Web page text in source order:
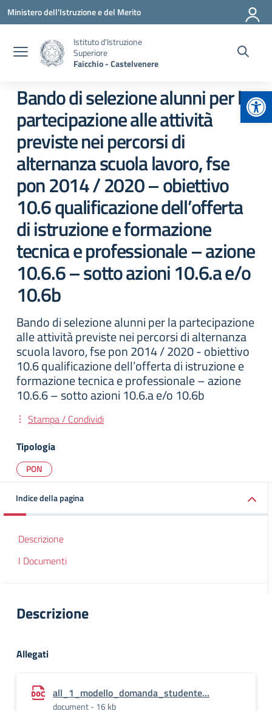
Vai ai contenuti
Vai al menu di navigazione
Vai al footer
Ministero dell'Istruzione e del Merito
Istituto d'Istruzione
Superiore
Faicchio - Castelvenere
Bando di selezione alunni per la
partecipazione alle attività
previste nei percorsi di
alternanza scuola lavoro, fse
pon 2014 / 2020 – obiettivo
10.6 qualificazione dell’offerta
di istruzione e formazione
tecnica e professionale – azione
10.6.6 – sotto azioni 10.6.a e/o
10.6b
Bando di selezione alunni per la partecipazione
alle attività previste nei percorsi di alternanza
scuola lavoro, fse pon 2014 / 2020 - obiettivo
10.6 qualificazione dell’offerta di istruzione e
formazione tecnica e professionale – azione
10.6.6 – sotto azioni 10.6.a e/o 10.6b
Stampa / Condividi
Tipologia
PON
Indice della pagina
Descrizione
I Documenti
Descrizione
Allegati
all_1_modello_domanda_studente...
document - 16 kb